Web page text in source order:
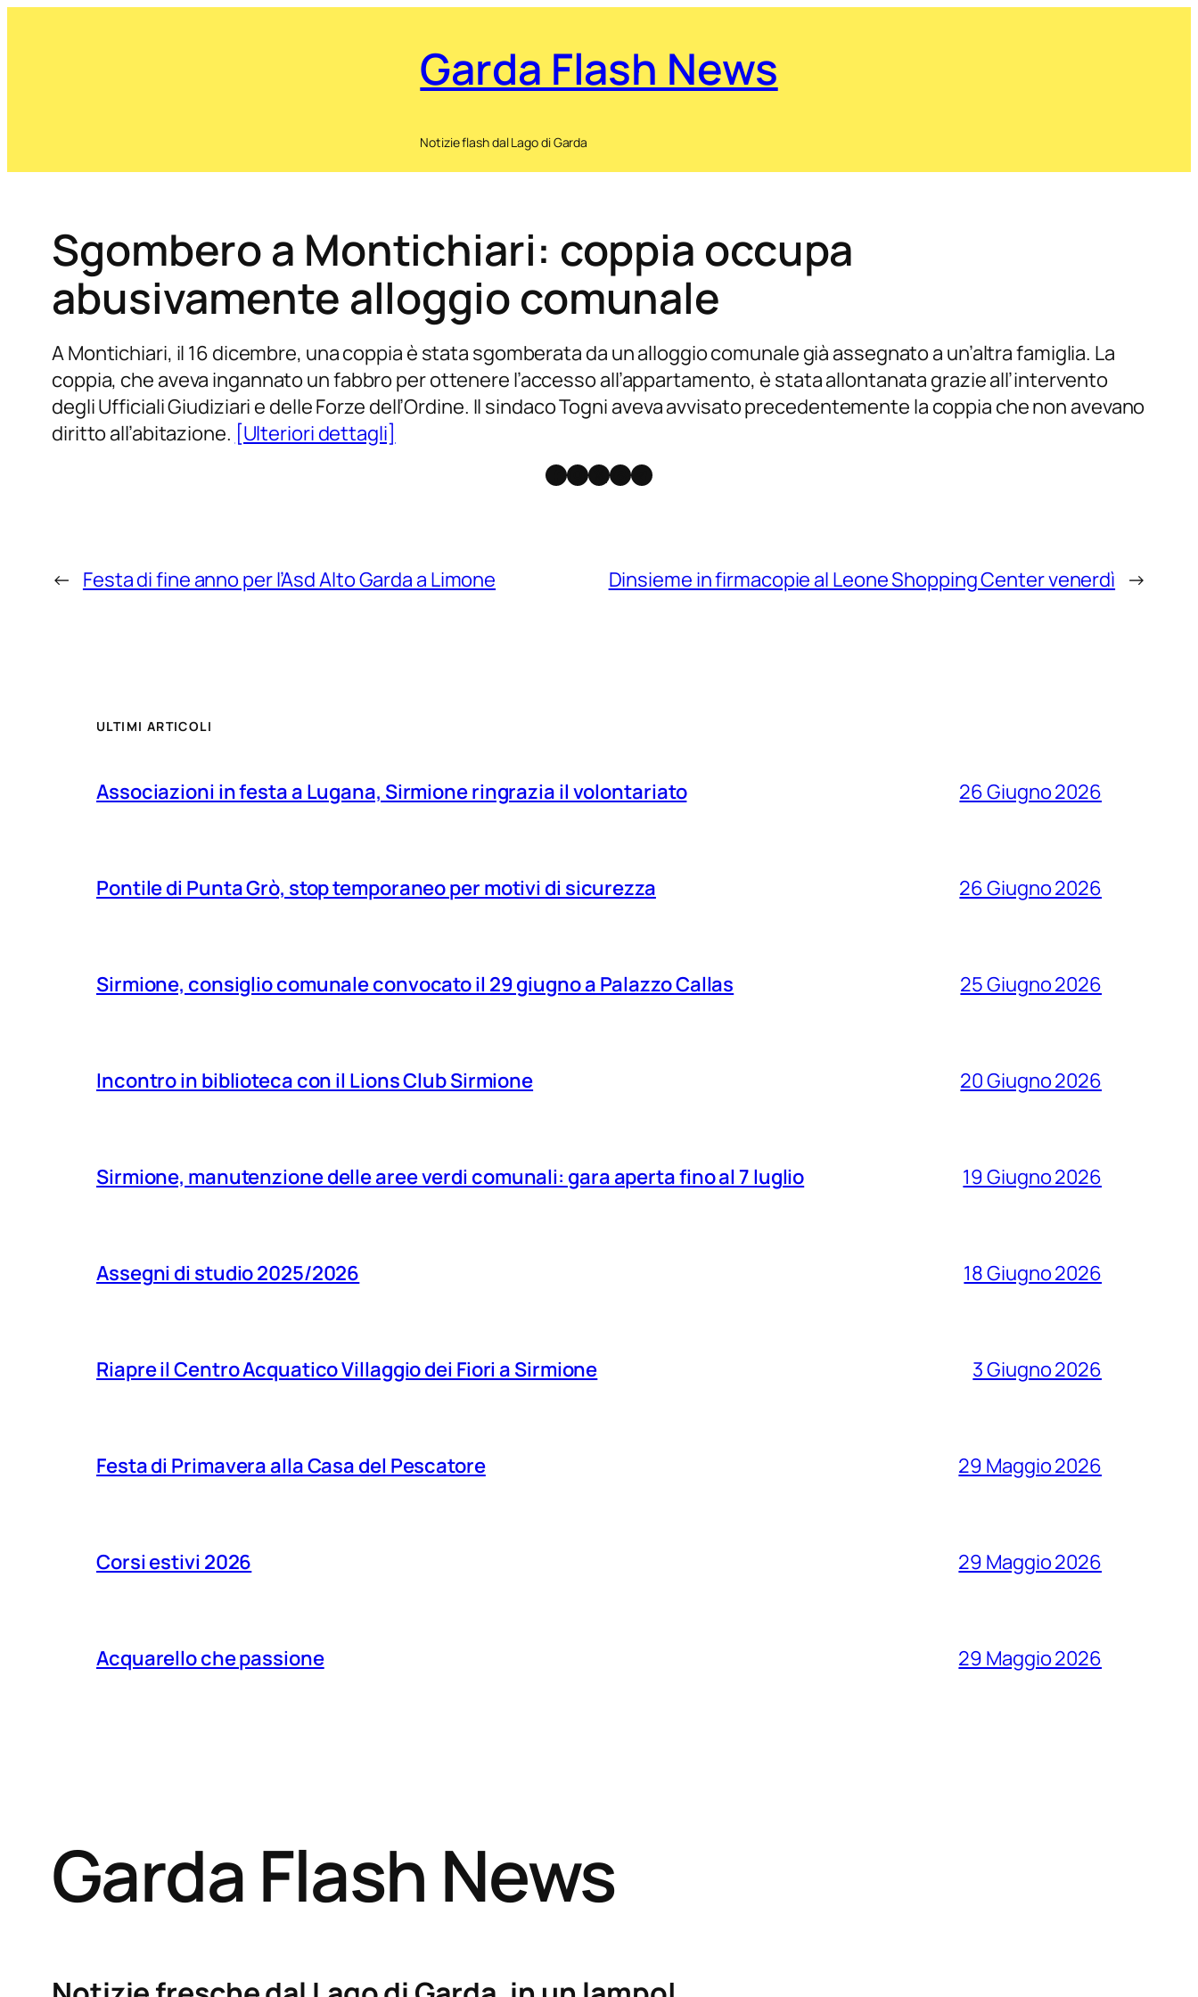
Garda Flash News
Notizie flash dal Lago di Garda
Sgombero a Montichiari: coppia occupa
abusivamente alloggio comunale
A Montichiari, il 16 dicembre, una coppia è stata sgomberata da un alloggio comunale già assegnato a un’altra famiglia. La
coppia, che aveva ingannato un fabbro per ottenere l’accesso all’appartamento, è stata allontanata grazie all’intervento
degli Ufficiali Giudiziari e delle Forze dell’Ordine. Il sindaco Togni aveva avvisato precedentemente la coppia che non avevano
diritto all’abitazione. [Ulteriori dettagli]
Facebook
Instagram
X Threads
Telegram
← Festa di fine anno per l’Asd Alto Garda a Limone Dinsieme in firmacopie al Leone Shopping Center venerdì →
ULTIMI ARTICOLI
Associazioni in festa a Lugana, Sirmione ringrazia il volontariato 26 Giugno 2026
Pontile di Punta Grò, stop temporaneo per motivi di sicurezza 26 Giugno 2026
Sirmione, consiglio comunale convocato il 29 giugno a Palazzo Callas 25 Giugno 2026
Incontro in biblioteca con il Lions Club Sirmione 20 Giugno 2026
Sirmione, manutenzione delle aree verdi comunali: gara aperta fino al 7 luglio 19 Giugno 2026
Assegni di studio 2025/2026 18 Giugno 2026
Riapre il Centro Acquatico Villaggio dei Fiori a Sirmione 3 Giugno 2026
Festa di Primavera alla Casa del Pescatore 29 Maggio 2026
Corsi estivi 2026 29 Maggio 2026
Acquarello che passione 29 Maggio 2026
Garda Flash News